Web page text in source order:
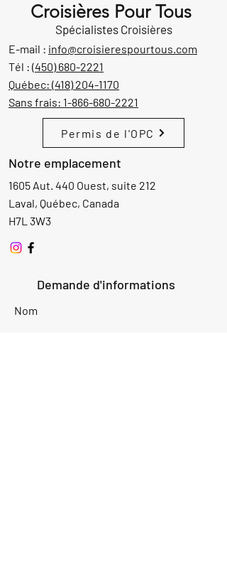
Croisières Pour Tous
Spécialistes Croisières
E-mail : info@croisierespourtous.com
Tél : (450) 680-2221
Québec: (418) 204-1170
Sans frais: 1-866-680-2221
Permis de l'OPC
Notre emplacement
1605 Aut. 440 Ouest, suite 212
Laval, Québec, Canada
H7L 3W3
Demande d'informations
Nom